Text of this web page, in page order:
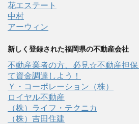
花エステート
中村
アーウィン
新しく登録された福岡県の不動産会社
不動産業者の方、必見☆不動産担
て資金調達しよう！
Ｙ・コーポレーション（株）
ロイヤル不動産
（株）ライフ・テクニカ
（株）吉田住建